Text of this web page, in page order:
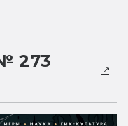
273